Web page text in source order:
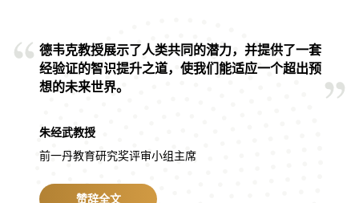
看法——遇到难题、要下苦功，甚至经历挫折。挫折并不
是自身能力不足导致的，而是重要的学习和成长机会。
德韦克教授的研究表明，成长型思维有助于激励学生迎接
挑战，学会从失败中站起来，更上一层楼。她的研究认
提供足够的试错空间。经合组织（OECD）的最新研究结
果表明，在全球范围内，成长型思维与成就和身心健康息
德韦克教授展示了人类共同的潜力，并提供了一套
经验证的智识提升之道，使我们能适应一个超出预
想的未来世界。
朱经武教授
前一丹教育研究奖评审小组主席
赞辞全文